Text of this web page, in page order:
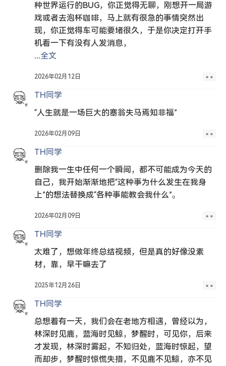
种世界运行的BUG，你正觉得无聊，刚想开一局游
戏或者去泡杯咖啡，马上就有很急的事情突然出
现，你正觉得车可能要堵很久，于是你决定打开手
机看一下有没有人发消息，
...全文
2026年02月12日
TH同学
“人生就是一场巨大的塞翁失马焉知非福”
2026年02月09日
TH同学
删除我一生中任何一个瞬间，都不可能成为今天的
自己，我开始渐渐地把“这种事为什么发生在我身
上”的想法替换成“各种事能教会我什么”。
2026年02月09日
TH同学
太难了，想做年终总结视频，但是真的好像没素
材，靠，早干嘛去了
2025年12月26日
TH同学
总想着有一天，我们会在老地方相遇，曾经以为，
林深时见鹿，蓝海时见鲸，梦醒时，可见你，后来
才发现，林深时雾起，不知归处，蓝海时惊起，望
而却步，梦醒时惊慌失措，不见鹿不见鲸，亦不见